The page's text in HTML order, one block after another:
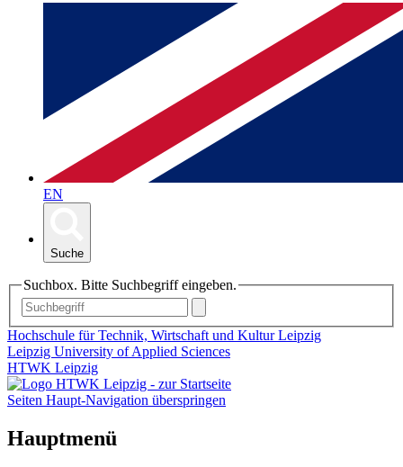
EN
Suche
Suchbox. Bitte Suchbegriff eingeben.
Hochschule für Technik, Wirtschaft und Kultur Leipzig
Leipzig University of Applied Sciences
HTWK Leipzig
Seiten Haupt-Navigation überspringen
Hauptmenü